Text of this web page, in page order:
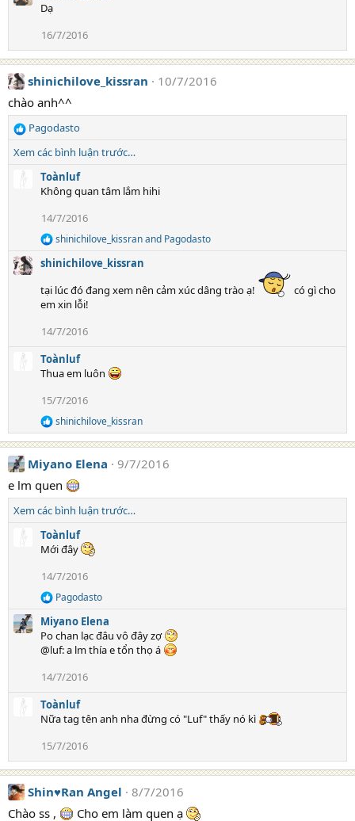
Dạ
16/7/2016
shinichilove_kissran
10/7/2016
chào anh^^
R
e
:
Pagodasto
Xem các bình luận trước…
Toànluf
Không quan tâm lắm hihi
14/7/2016
R
a
t
i
n
:
shinichilove_kissranand Pagodasto
shinichilove_kissran
tại lúc đó đang xem nên cảm xúc dâng trào ạ!
có gì cho
em xin lỗi!
14/7/2016
Toànluf
Thua em luôn
15/7/2016
R
e
a
c
i
n
s
shinichilove_kissran
Miyano Elena
9/7/2016
e lm quen
Xem các bình luận trước…
Toànluf
Mới đây
14/7/2016
R
e
a
c
t
o
s
:
Pagodasto
Miyano Elena
Po chan lạc đâu vô đây zợ
@luf: a lm thía e tổn thọ á
14/7/2016
Toànluf
Nữa tag tên anh nha đừng có "Luf" thấy nó kì
15/7/2016
Shin♥Ran Angel
8/7/2016
Chào ss ,
Cho em làm quen ạ